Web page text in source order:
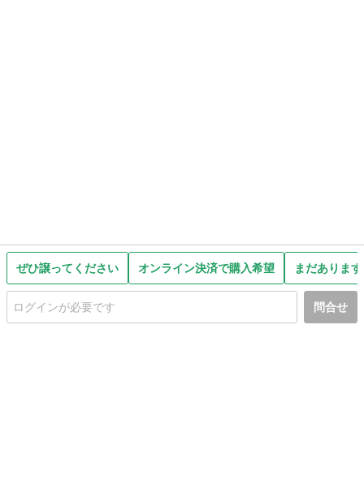
ぜひ譲ってください オンライン決済で購入希望 まだありま
問合せ